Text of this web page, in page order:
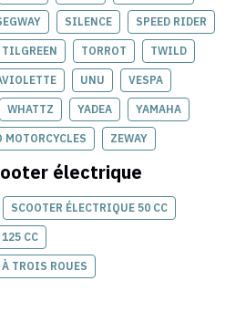
SILENCE SPEED RIDER
TILGREEN TORROT TWILD
UNU VESPA
WHATTZ YADEA YAMAHA
MOTORCYCLES ZEWAY
électrique
SCOOTER ÉLECTRIQUE 50 CC
CC
TROIS ROUES